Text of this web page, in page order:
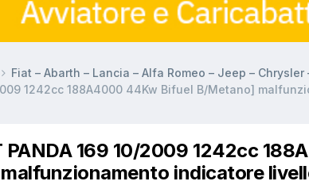
Fiat – Abarth – Lancia – Alfa Romeo – Jeep – Chrysler
2009 1242cc 188A4000 44Kw Bifuel B/Metano]
PANDA 169 10/2009 1242cc
indicatore